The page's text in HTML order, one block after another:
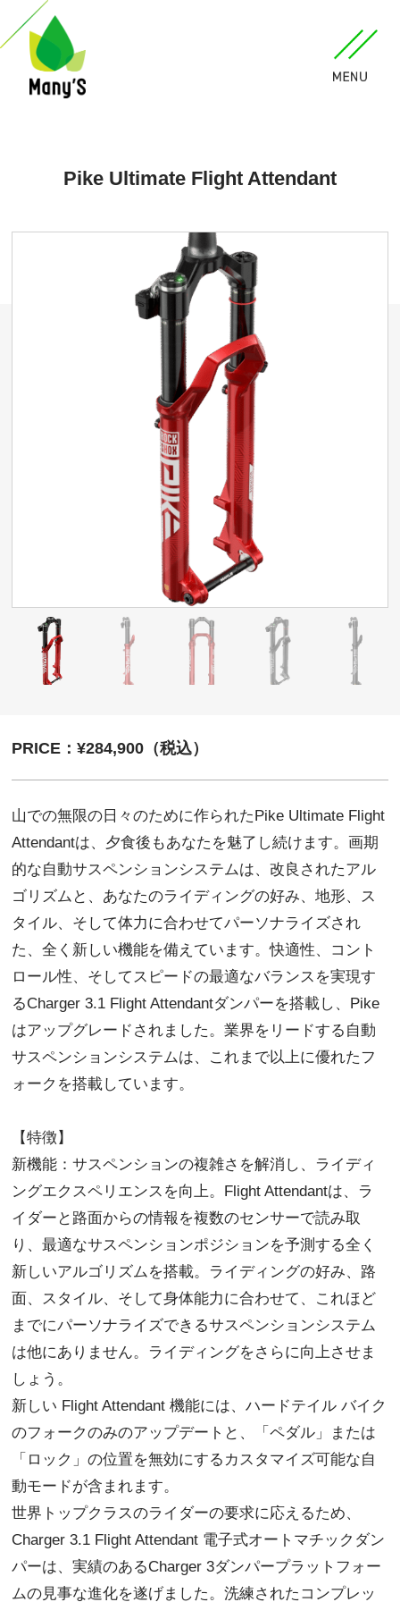
Pike Ultimate Flight Attendant
PRICE：¥284,900（税込）
山での無限の日々のために作られたPike Ultimate Flight
Attendantは、夕食後もあなたを魅了し続けます。画期
的な自動サスペンションシステムは、改良されたアル
ゴリズムと、あなたのライディングの好み、地形、ス
タイル、そして体力に合わせてパーソナライズされ
た、全く新しい機能を備えています。快適性、コント
ロール性、そしてスピードの最適なバランスを実現す
るCharger 3.1 Flight Attendantダンパーを搭載し、Pike
はアップグレードされました。業界をリードする自動
サスペンションシステムは、これまで以上に優れたフ
ォークを搭載しています。
【特徴】
新機能：サスペンションの複雑さを解消し、ライディ
ングエクスペリエンスを向上。Flight Attendantは、ラ
イダーと路面からの情報を複数のセンサーで読み取
り、最適なサスペンションポジションを予測する全く
新しいアルゴリズムを搭載。ライディングの好み、路
面、スタイル、そして身体能力に合わせて、これほど
までにパーソナライズできるサスペンションシステム
は他にありません。ライディングをさらに向上させま
しょう。
新しい Flight Attendant 機能には、ハードテイル バイク
のフォークのみのアップデートと、「ペダル」または
「ロック」の位置を無効にするカスタマイズ可能な自
動モードが含まれます。
世界トップクラスのライダーの要求に応えるため、
Charger 3.1 Flight Attendant 電子式オートマチックダン
パーは、実績のあるCharger 3ダンパープラットフォー
ムの見事な進化を遂げました。洗練されたコンプレッ